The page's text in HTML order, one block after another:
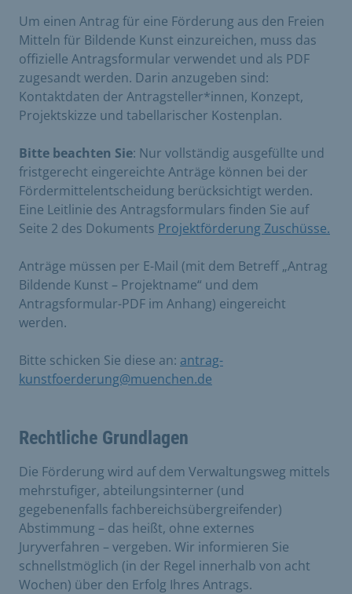
Um einen Antrag für eine Förderung aus den Freien
Mitteln für Bildende Kunst einzureichen, muss das
offizielle Antragsformular verwendet und als PDF
zugesandt werden. Darin anzugeben sind:
Kontaktdaten der Antragsteller*innen, Konzept,
Projektskizze und tabellarischer Kostenplan.
Bitte beachten Sie: Nur vollständig ausgefüllte und
fristgerecht eingereichte Anträge können bei der
Fördermittelentscheidung berücksichtigt werden.
Eine Leitlinie des Antragsformulars finden Sie auf
Seite 2 des Dokuments Projektförderung Zuschüsse.
Anträge müssen per E-Mail (mit dem Betreff „Antrag
Bildende Kunst – Projektname“ und dem
Antragsformular-PDF im Anhang) eingereicht
werden.
Bitte schicken Sie diese an: antrag-
kunstfoerderung@muenchen.de
Rechtliche Grundlagen
Die Förderung wird auf dem Verwaltungsweg mittels
mehrstufiger, abteilungsinterner (und
gegebenenfalls fachbereichsübergreifender)
Abstimmung – das heißt, ohne externes
Juryverfahren – vergeben. Wir informieren Sie
schnellstmöglich (in der Regel innerhalb von acht
Wochen) über den Erfolg Ihres Antrags.